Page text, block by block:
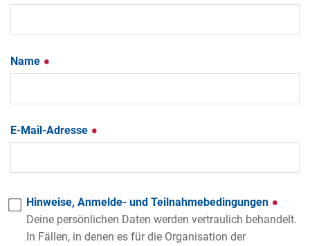
Name
E-Mail-Adresse
Hinweise, Anmelde- und Teilnahmebedingungen
Deine persönlichen Daten werden vertraulich behandelt.
In Fällen, in denen es für die Organisation der